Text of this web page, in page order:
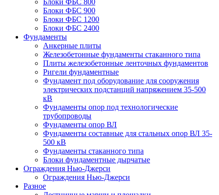
Блоки ФБС 800
Блоки ФБС 900
Блоки ФБС 1200
Блоки ФБС 2400
Фундаменты
Анкерные плиты
Железобетонные фундаменты стаканного типа
Плиты железобетонные ленточных фундаментов
Ригели фундаментные
Фундамент под оборудование для сооружения
электрических подстанций напряжением 35-500
кВ
Фундаменты опор под технологические
трубопроводы
Фундаменты опор ВЛ
Фундаменты составные для стальных опор ВЛ 35-
500 кВ
Фундаменты стаканного типа
Блоки фундаментные дырчатые
Ограждения Нью-Джерси
Ограждения Нью-Джерси
Разное